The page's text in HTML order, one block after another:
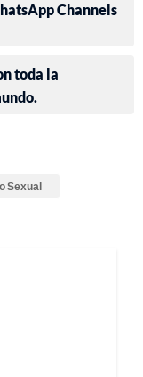
Channels
toda la
Sexual